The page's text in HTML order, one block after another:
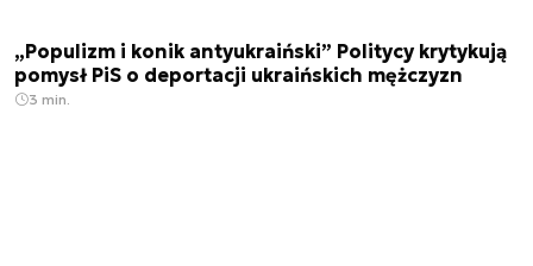
„Populizm i konik antyukraiński” Politycy krytykują
pomysł PiS o deportacji ukraińskich mężczyzn
3 min.